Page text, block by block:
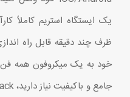
یک ایستگاه استریم کاملاً
ظرف چند دقیقه قابل راه
خود به یک میکروفون همه